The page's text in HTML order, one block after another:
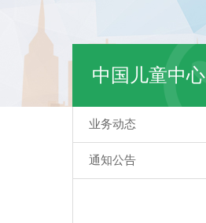
中国儿童中心
业务动态
通知公告